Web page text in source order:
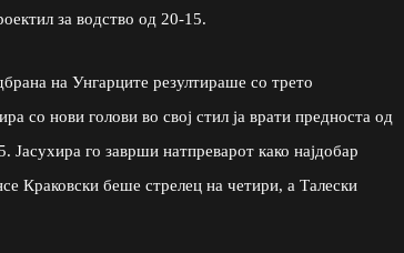
за водство од 20-15.
на Унгарците резултираше со трето
со нови голови во свој стил ја врати предноста од
Јасухира го заврши натпреварот како најдобар
Краковски беше стрелец на четири, а Талески